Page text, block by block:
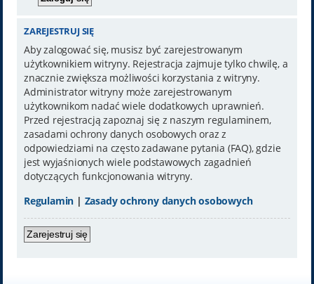
ZAREJESTRUJ SIĘ
Aby zalogować się, musisz być zarejestrowanym
użytkownikiem witryny. Rejestracja zajmuje tylko chwilę, a
znacznie zwiększa możliwości korzystania z witryny.
Administrator witryny może zarejestrowanym
użytkownikom nadać wiele dodatkowych uprawnień.
Przed rejestracją zapoznaj się z naszym regulaminem,
zasadami ochrony danych osobowych oraz z
odpowiedziami na często zadawane pytania (FAQ), gdzie
jest wyjaśnionych wiele podstawowych zagadnień
dotyczących funkcjonowania witryny.
Regulamin | Zasady ochrony danych osobowych
Zarejestruj się